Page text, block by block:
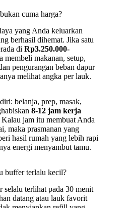
cuma harga?
yang Anda keluarkan
berhasil dihemat. Jika satu
di Rp3.250.000-
membeli makanan, setup,
pengurangan beban dapur
melihat angka per lauk.
belanja, prep, masak,
8-12 jam kerja
jam itu membuat Anda
maka prasmanan yang
hasil rumah yang lebih rapi
energi menyambut tamu.
buffer terlalu kecil?
terlihat pada 30 menit
datang atau lauk favorit